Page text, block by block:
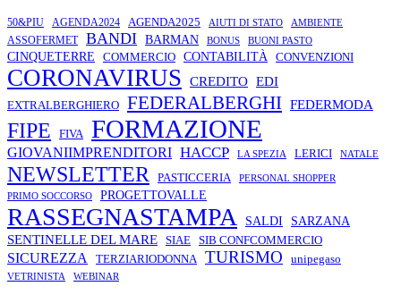
50&PIU AGENDA2024 AGENDA2025 AIUTI DI STATO AMBIENTE
ASSOFERMET BANDI BARMAN BONUS BUONI PASTO
CINQUETERRE COMMERCIO CONTABILITÀ CONVENZIONI
CORONAVIRUS CREDITO EDI
EXTRALBERGHIERO FEDERALBERGHI FEDERMODA
FIPE FIVA FORMAZIONE
GIOVANIIMPRENDITORI HACCP LA SPEZIA LERICI NATALE
NEWSLETTER PASTICCERIA PERSONAL SHOPPER
PRIMO SOCCORSO PROGETTOVALLE
RASSEGNASTAMPA SALDI
SARZANA
SENTINELLE DEL MARE SIAE SIB CONFCOMMERCIO
SICUREZZA TERZIARIODONNA TURISMO unipegaso
VETRINISTA WEBINAR